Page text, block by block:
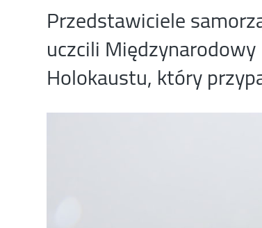
Przedstawiciele
uczcili
Holokaustu, który